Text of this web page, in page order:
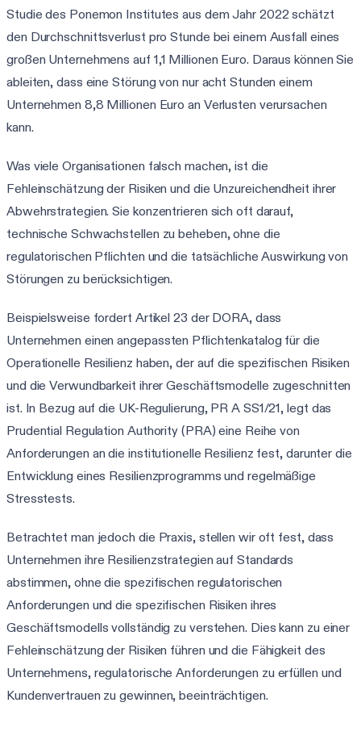
Studie des Ponemon Institutes aus dem Jahr 2022 schätzt
den Durchschnittsverlust pro Stunde bei einem Ausfall eines
großen Unternehmens auf 1,1 Millionen Euro. Daraus können Sie
ableiten, dass eine Störung von nur acht Stunden einem
Unternehmen 8,8 Millionen Euro an Verlusten verursachen
kann.
Was viele Organisationen falsch machen, ist die
Fehleinschätzung der Risiken und die Unzureichendheit ihrer
Abwehrstrategien. Sie konzentrieren sich oft darauf,
technische Schwachstellen zu beheben, ohne die
regulatorischen Pflichten und die tatsächliche Auswirkung von
Störungen zu berücksichtigen.
Beispielsweise fordert Artikel 23 der DORA, dass
Unternehmen einen angepassten Pflichtenkatalog für die
Operationelle Resilienz haben, der auf die spezifischen Risiken
und die Verwundbarkeit ihrer Geschäftsmodelle zugeschnitten
ist. In Bezug auf die UK-Regulierung, PR A SS1/21, legt das
Prudential Regulation Authority (PRA) eine Reihe von
Anforderungen an die institutionelle Resilienz fest, darunter die
Entwicklung eines Resilienzprogramms und regelmäßige
Stresstests.
Betrachtet man jedoch die Praxis, stellen wir oft fest, dass
Unternehmen ihre Resilienzstrategien auf Standards
abstimmen, ohne die spezifischen regulatorischen
Anforderungen und die spezifischen Risiken ihres
Geschäftsmodells vollständig zu verstehen. Dies kann zu einer
Fehleinschätzung der Risiken führen und die Fähigkeit des
Unternehmens, regulatorische Anforderungen zu erfüllen und
Kundenvertrauen zu gewinnen, beeinträchtigen.